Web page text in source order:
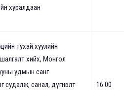
хуралдаан
тухай хуулийн
хийх, Монгол
удмын санг
судалж, санал, дүгнэлт
16.00